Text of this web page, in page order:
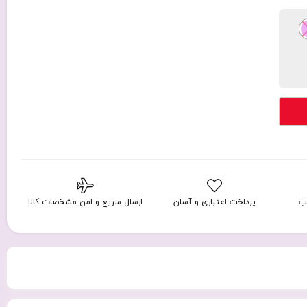
پرداخت اعتباری و آسان ارسال سریع و امن مشخصات کالا